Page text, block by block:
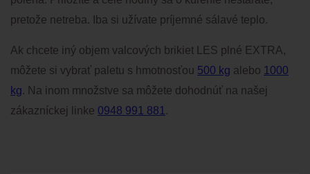
pretože netreba. Iba si užívate príjemné sálavé teplo.
Ak chcete iný objem valcových brikiet LES plné EXTRA,
môžete si vybrať paletu s hmotnosťou 500 kg alebo 1000
kg. Na inom množstve sa môžete dohodnúť na našej
zákazníckej linke 0948 991 881 .